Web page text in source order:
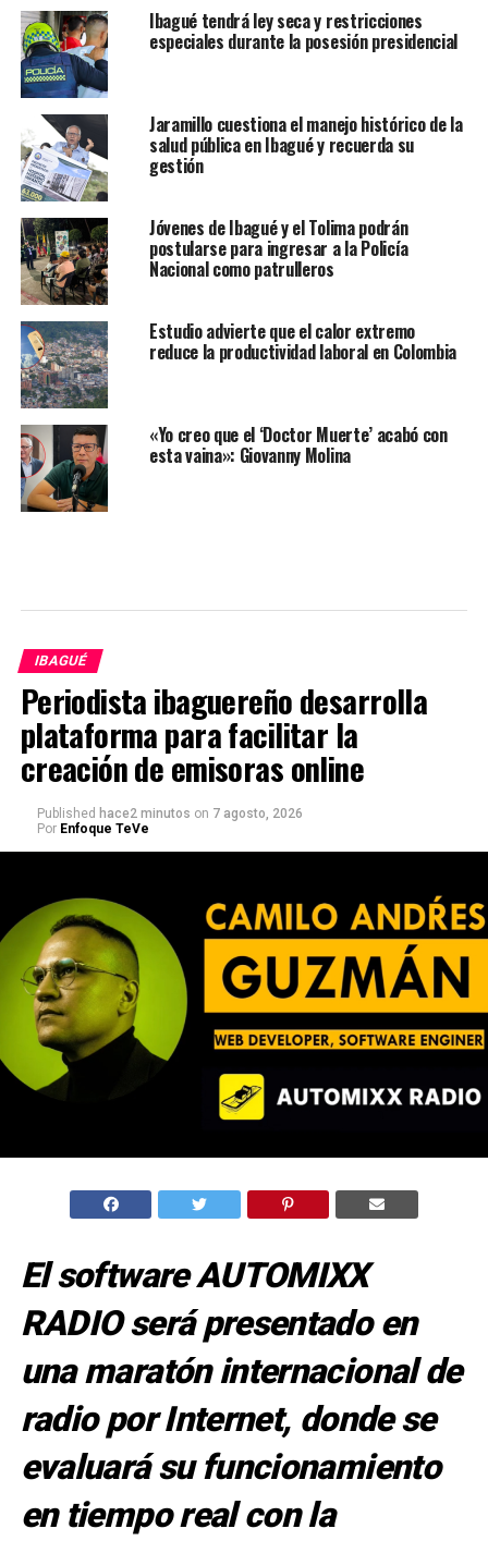
Ibagué tendrá ley seca y restricciones
especiales durante la posesión presidencial
Jaramillo cuestiona el manejo histórico de la
salud pública en Ibagué y recuerda su
gestión
Jóvenes de Ibagué y el Tolima podrán
postularse para ingresar a la Policía
Nacional como patrulleros
Estudio advierte que el calor extremo
reduce la productividad laboral en Colombia
«Yo creo que el ‘Doctor Muerte’ acabó con
esta vaina»: Giovanny Molina
IBAGUÉ
Periodista ibaguereño desarrolla
plataforma para facilitar la
creación de emisoras online
Published hace2 minutos on 7 agosto, 2026
Por Enfoque TeVe
El software AUTOMIXX
RADIO será presentado en
una maratón internacional de
radio por Internet, donde se
evaluará su funcionamiento
en tiempo real con la